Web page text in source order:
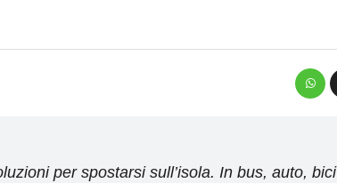
per spostarsi sull’isola. In bus, auto, bici